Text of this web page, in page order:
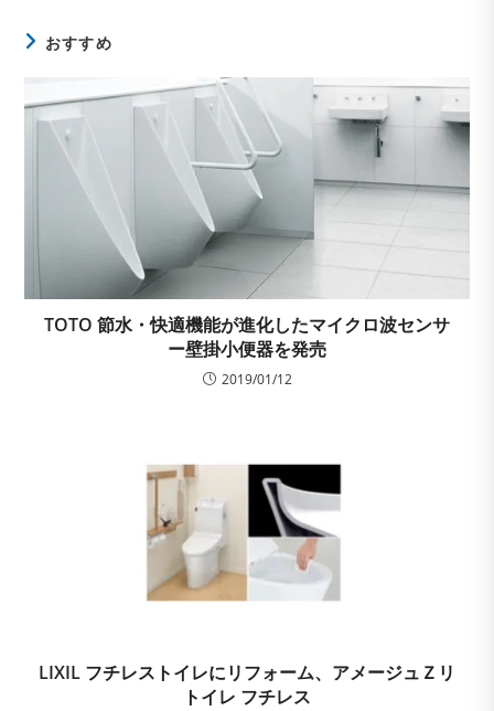
おすすめ
TOTO 節水・快適機能が進化したマイクロ波センサ
ー壁掛小便器を発売
2019/01/12
LIXIL フチレストイレにリフォーム、アメージュＺリ
トイレ フチレス